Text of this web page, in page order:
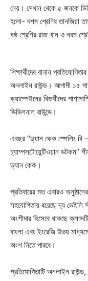
নেয়। সেখান থেকে ৫ জনকে
হলো- দশম শ্রেণির তানজিয়া
ষষ্ঠ শ্রেণির রাজ খান ও নবম
শিক্ষার্থীদের বানান
অনলাইন রাউন্ড। আগামী ১৫
ক্যাম্পেইনের বিজয়ীদের
ডিভিশনাল রাউন্ডে।
এবছর “ড্যান কেক স্পেলিং বি
চ্যাম্পসটোয়েন্টিওয়ান ডটকম”
ড্যান কেক।
প্রতিবারের মত এবারও
সহযোগিতায় রয়েছে দ্য ডেইলি
অংশীদার হিসেবে থাকছে
বাংলা এবং ইংরেজি উভয়
অংশ নিতে পারবে।
প্রতিযোগিতাটি অনলাইন